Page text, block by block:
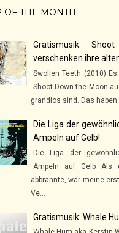
OF THE MONTH
Gratismusik:
verschenken ihre
Swollen Teeth (2010)
Shoot Down the Moon
grandios sind. Das
Die Liga der
Ampeln auf Gelb!
Die Liga der
Ampeln auf Gelb Als
abbrannte, war meine
Ve...
Gratismusik: Whale